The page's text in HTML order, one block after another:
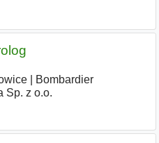
|
Bombardier
Sp. z o.o.